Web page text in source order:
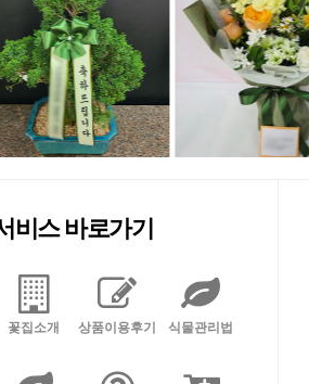
비스 바로가기
꽃집소개 상품이용후기 식물관리법